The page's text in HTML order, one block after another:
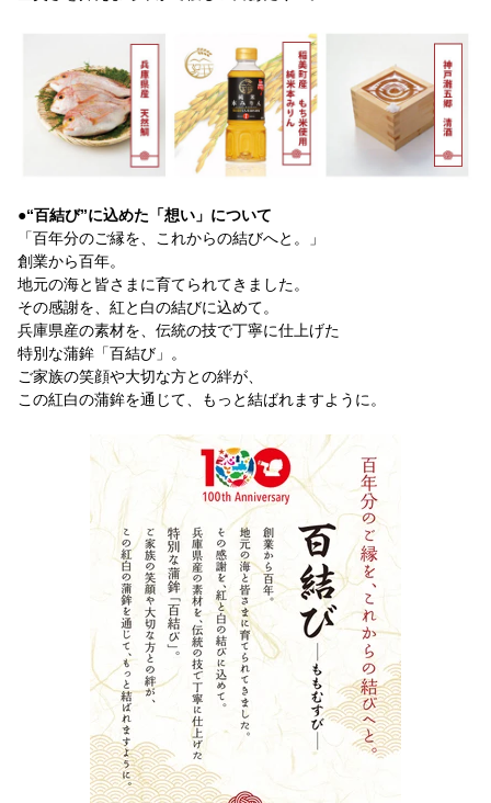
●“百結び”に込めた「想い」について
「百年分のご縁を、これからの結びへと。」
創業から百年。
地元の海と皆さまに育てられてきました。
その感謝を、紅と白の結びに込めて。
兵庫県産の素材を、伝統の技で丁寧に仕上げた
特別な蒲鉾「百結び」。
ご家族の笑顔や大切な方との絆が、
この紅白の蒲鉾を通じて、もっと結ばれますように。